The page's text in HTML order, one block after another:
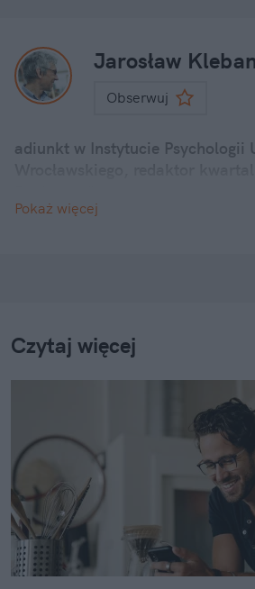
Jarosław
Obserwuj
adiunkt w Instytucie Psychologii
Pokaż więcej
Czytaj więcej